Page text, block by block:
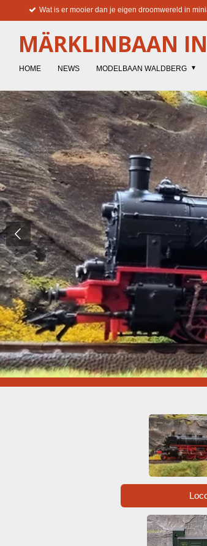
naar
Wat is er mooier dan je eigen droomwereld in
MÄRKLINBAAN
HOME NEWS MODELBAAN WALDBERG